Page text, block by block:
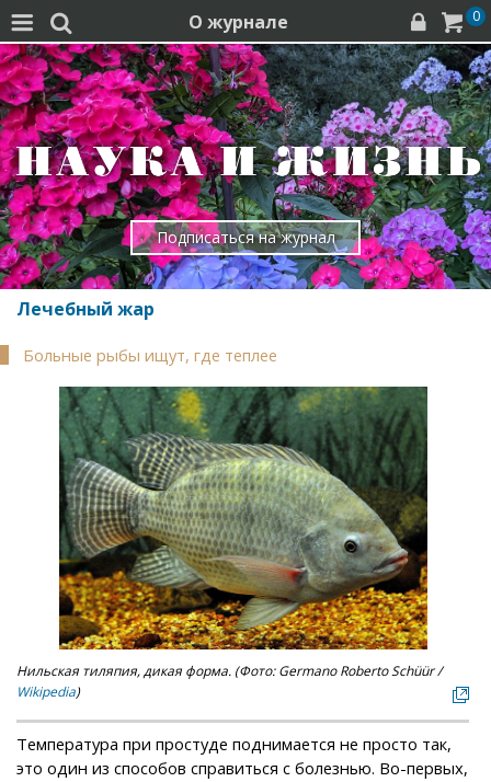
  О журнале   0
Подписаться на журнал
Лечебный жар
Больные рыбы ищут, где теплее
Нильская тиляпия, дикая форма. (Фото: Germano Roberto Schüür /
Wikipedia)
Температура при простуде поднимается не просто так,
это один из способов справиться с болезнью. Во-первых,